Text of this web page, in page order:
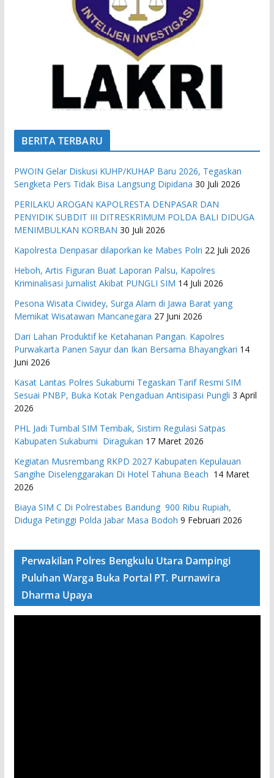
BERITA TERBARU
PWOIN Gelar Diskusi KUHP/KUHAP Baru 2026, Tegaskan
Sengketa Pers Tidak Bisa Langsung Dipidana 30 Juli 2026
PERILAKU AROGAN KAPOLRESTA DENPASAR DAN
PENYIDIK SUBDIT III DITRESKRIMUM POLDA BALI DIDUGA
MENIMBULKAN KORBAN 30 Juli 2026
Kapolresta Denpasar dilaporkan ke Mabes Polri 22 Juli 2026
Heboh, Artis Figuran Buat Laporan Palsu, Kapolres
Kriminalisasi Jurnalist Akibat PUNGLI SIM 14 Juli 2026
Pesona Wisata Ciwidey, Surga Alam di Jawa Barat yang
Memikat Wisatawan Mancanegara 27 Juni 2026
Dari Lahan Produktif ke Ketahanan Pangan. Kapolres
Purwakarta Panen Sayur dan Ikan Bersama Bhayangkari 14
Juni 2026
Kasat Lantas Polres Sukabumi Tegaskan Tarif Resmi SIM
Sesuai PNBP, Buka Kotak Pengaduan Antisipasi Pungli 3 April
2026
PHL Jadi Tumbal SIM Tembak, Sistim Regulasi Satpas
Kabupaten Sukabumi Diragukan 17 Maret 2026
Kegiatan Musrembang RKPD 2027 ​Kabupaten Kepulauan
Sangihe Diselenggarakan Di Hotel Tahuna Beach 14 Maret
2026
Biaya SIM C Di Polrestabes Bandung 900 Ribu Rupiah,
Diduga Petinggi Polda Jabar Masa Bodoh 9 Februari 2026
Perwakilan Polres Bengkulu Utara Dampingi
Puluhan Warga Buka Portal PT. Purnawira
Dharma Upaya